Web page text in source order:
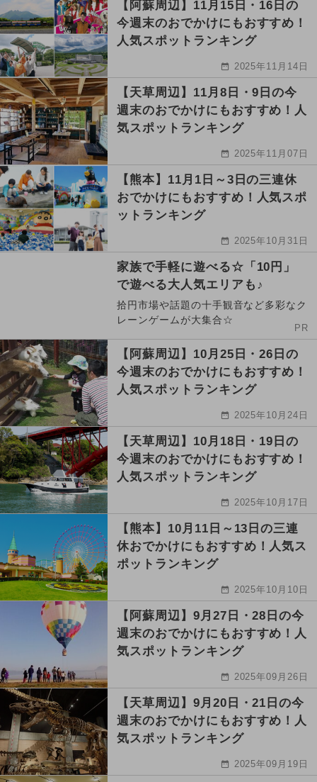
【阿蘇周辺】11月15日・16日の
今週末のおでかけにもおすすめ！
人気スポットランキング
2025年11月14日
【天草周辺】11月8日・9日の今
週末のおでかけにもおすすめ！人
気スポットランキング
2025年11月07日
【熊本】11月1日～3日の三連休
おでかけにもおすすめ！人気スポ
ットランキング
2025年10月31日
家族で手軽に遊べる☆「10円」
で遊べる大人気エリアも♪
拾円市場や話題の十手観音など多彩なク
レーンゲームが大集合☆
PR
【阿蘇周辺】10月25日・26日の
今週末のおでかけにもおすすめ！
人気スポットランキング
2025年10月24日
【天草周辺】10月18日・19日の
今週末のおでかけにもおすすめ！
人気スポットランキング
2025年10月17日
【熊本】10月11日～13日の三連
休おでかけにもおすすめ！人気ス
ポットランキング
2025年10月10日
【阿蘇周辺】9月27日・28日の今
週末のおでかけにもおすすめ！人
気スポットランキング
2025年09月26日
【天草周辺】9月20日・21日の今
週末のおでかけにもおすすめ！人
気スポットランキング
2025年09月19日